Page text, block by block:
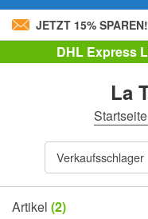
JETZT 15% SPAREN!
DHL Express
La
Startseite
Verkaufsschlager
Artikel (2)